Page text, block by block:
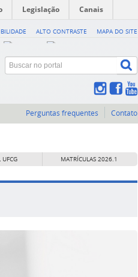
Legislação Canais
ALTO CONTRASTE MAPA DO SITE
Perguntas frequentes Contato
UFCG MATRÍCULAS 2026.1